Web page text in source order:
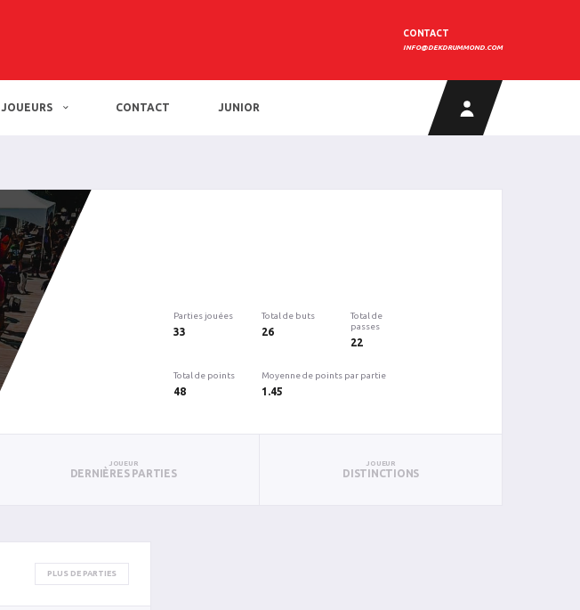
CONTACT
INFO@DEKDRUMMOND.COM
JOUEURS CONTACT JUNIOR
Parties jouées
33
Total de buts
26
Total de
passes
22
Total de points
48
Moyenne de points par partie
1.45
JOUEUR
DERNIÈRES PARTIES
JOUEUR
DISTINCTIONS
PLUS DE PARTIES